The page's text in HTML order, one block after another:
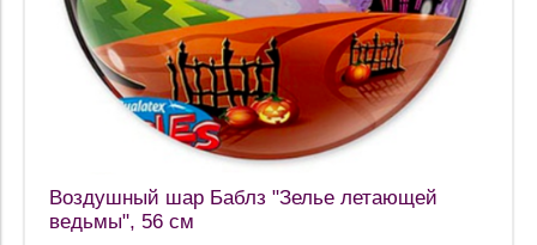
Воздушный шар Баблз "Зелье летающей
ведьмы", 56 см